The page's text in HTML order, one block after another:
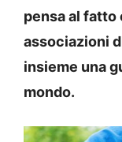
pensa al fatto
associazioni
insieme una
mondo.